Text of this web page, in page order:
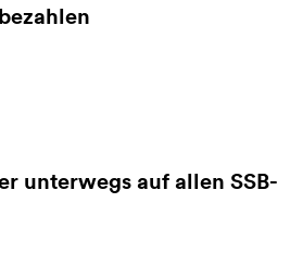
zu Bargeldlos im Bus
unterwegs auf allen SSB-
zu Bargeldlos schneller